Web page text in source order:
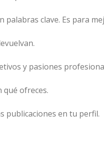
clave. Es para
y pasiones
qué ofreces.
publicaciones en tu perfil.